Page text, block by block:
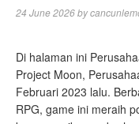
24 June 2026by
Di halaman ini
Project Moon,
Februari 2023 lalu.
RPG, game ini meraih